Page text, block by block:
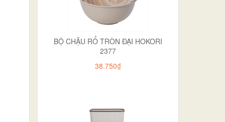
BỘ CHẬU RỔ TRÒN ĐẠI HOKORI
2377
38.750₫